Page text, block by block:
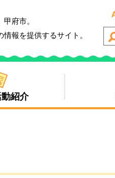
府市。
情報を提供するサイト。
紹介